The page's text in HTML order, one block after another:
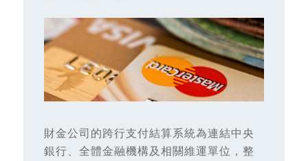
財金公司的跨行支付結算系統為連結中央
銀行、全體金融機構及相關維運單位，整